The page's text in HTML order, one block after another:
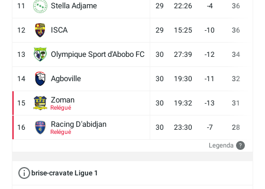
11 Stella Adjame 29 22:26 -4 36
12 ISCA 29 15:25 -10 36
13 Olympique Sport d'Abobo FC 30 27:39 -12 34
14 Agboville 30 19:30 -11 32
15 Zoman
Relégué
30 19:32 -13 31
16 Racing D'abidjan
Relégué
30 23:30 -7 28
Legenda ?
brise-cravate Ligue 1